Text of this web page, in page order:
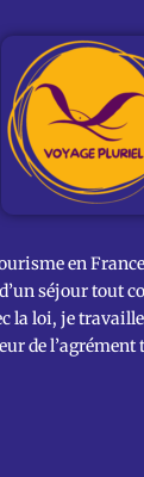
en
séjour tout
la loi, je
de l’agrément